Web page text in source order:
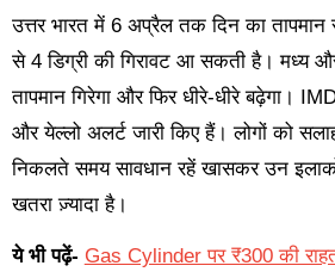
उत्तर भारत में 6 अप्रैल तक दिन का
से 4 डिग्री की गिरावट आ सकती है। मध्य और
तापमान गिरेगा और फिर धीरे-धीरे बढ़ेगा।
और येल्लो अलर्ट जारी किए हैं। लोगों को
निकलते समय सावधान रहें खासकर उन
खतरा ज़्यादा है।
ये भी पढ़ें- Gas Cylinder पर ₹300 की